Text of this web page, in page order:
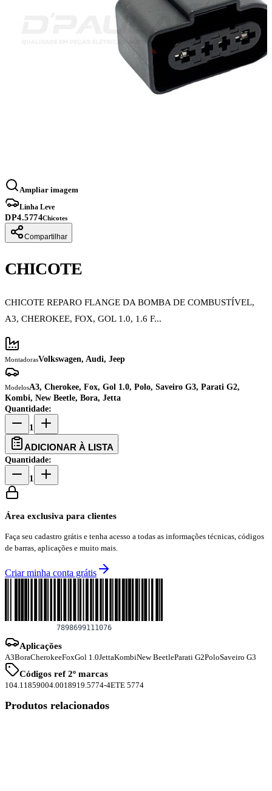
Ampliar imagem
Linha Leve
DP4.5774Chicotes
Compartilhar
CHICOTE
CHICOTE REPARO FLANGE DA BOMBA DE COMBUSTÍVEL,
A3, CHEROKEE, FOX, GOL 1.0, 1.6 F...
MontadorasVolkswagen, Audi, Jeep
ModelosA3, Cherokee, Fox, Gol 1.0, Polo, Saveiro G3, Parati G2,
Kombi, New Beetle, Bora, Jetta
Quantidade:
1
ADICIONAR À LISTA
Quantidade:
1
Área exclusiva para clientes
Faça seu cadastro grátis e tenha acesso a todas as informações técnicas, códigos
de barras, aplicações e muito mais.
Criar minha conta grátis
Aplicações
A3BoraCherokeeFoxGol 1.0JettaKombiNew BeetleParati G2PoloSaveiro G3
Códigos ref 2º marcas
104.11859004.0018919.5774-4ETE 5774
Produtos relacionados